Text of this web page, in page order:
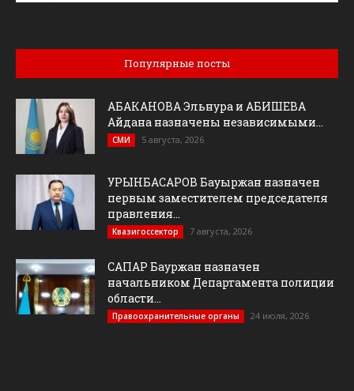
Популярные посты
АБАКАНОВА Эльнура и АБИШЕВА
Айдана назначены независимыми...
СМИ 5 августа, 2026
УРЫНБАСАРОВ Бауыржан назначен
первым заместителем председателя
правления...
Квазигоссектор 7 августа, 2026
САПАР Бауржан назначен
начальником Департамента полиции
области...
Правоохранительные органы 24 июля, 2026